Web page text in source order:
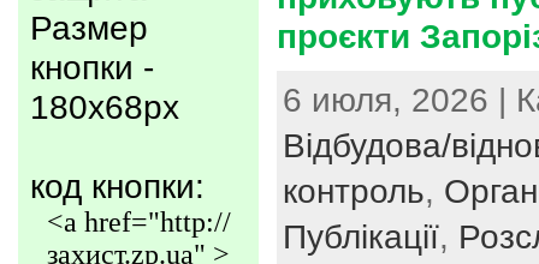
Размер
кнопки -
180x68px
код кнопки:
<a href="http://
захист.zp.ua" >
проєкти
6 июля, 2026 |
Відбудова/
контроль,
Публікації,